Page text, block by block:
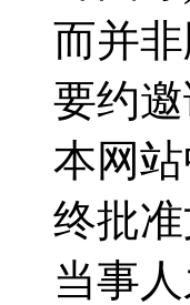
而并
要约邀
本网
终批
当事